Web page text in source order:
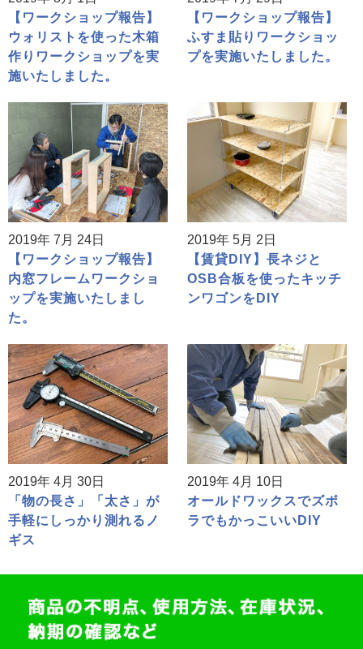
【ワークショップ報告】
ウォリストを使った木箱
作りワークショップを実
施いたしました。
【ワークショップ報告】
ふすま貼りワークショッ
プを実施いたしました。
2019年 7月 24日
【ワークショップ報告】
内窓フレームワークショ
ップを実施いたしまし
た。
2019年 5月 2日
【賃貸DIY】長ネジと
OSB合板を使ったキッチ
ンワゴンをDIY
2019年 4月 30日
「物の長さ」「太さ」が
手軽にしっかり測れるノ
ギス
2019年 4月 10日
オールドワックスでズボ
ラでもかっこいいDIY